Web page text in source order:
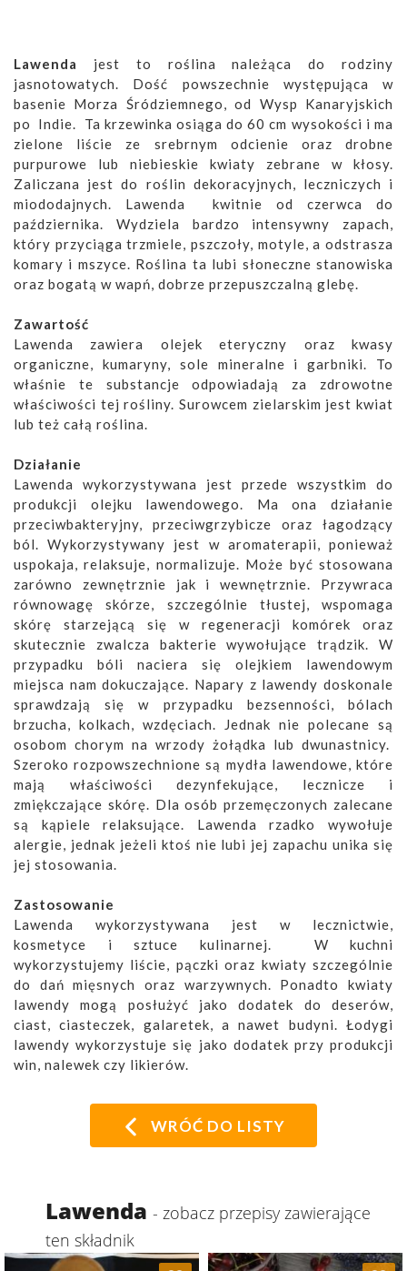
Lawenda
jest to roślina należąca do rodziny
jasnotowatych. Dość powszechnie występująca w
basenie Morza Śródziemnego, od Wysp Kanaryjskich
po Indie. Ta krzewinka osiąga do 60 cm wysokości i ma
zielone liście ze srebrnym odcienie oraz drobne
purpurowe lub niebieskie kwiaty zebrane w kłosy.
Zaliczana jest do roślin dekoracyjnych, leczniczych i
miododajnych. Lawenda kwitnie od czerwca do
października. Wydziela bardzo intensywny zapach,
który przyciąga trzmiele, pszczoły, motyle, a odstrasza
komary i mszyce. Roślina ta lubi słoneczne stanowiska
oraz bogatą w wapń, dobrze przepuszczalną glebę.
Zawartość
Lawenda zawiera olejek eteryczny oraz kwasy
organiczne, kumaryny, sole mineralne i garbniki. To
właśnie te substancje odpowiadają za zdrowotne
właściwości tej rośliny. Surowcem zielarskim jest kwiat
lub też całą roślina.
Działanie
Lawenda wykorzystywana jest przede wszystkim do
produkcji olejku lawendowego. Ma ona działanie
przeciwbakteryjny, przeciwgrzybicze oraz łagodzący
ból. Wykorzystywany jest w aromaterapii, ponieważ
uspokaja, relaksuje, normalizuje. Może być stosowana
zarówno zewnętrznie jak i wewnętrznie. Przywraca
równowagę skórze, szczególnie tłustej, wspomaga
skórę starzejącą się w regeneracji komórek oraz
skutecznie zwalcza bakterie wywołujące trądzik. W
przypadku bóli naciera się olejkiem lawendowym
miejsca nam dokuczające. Napary z lawendy doskonale
sprawdzają się w przypadku bezsenności, bólach
brzucha, kolkach, wzdęciach. Jednak nie polecane są
osobom chorym na wrzody żołądka lub dwunastnicy.
Szeroko rozpowszechnione są mydła lawendowe, które
mają właściwości dezynfekujące, lecznicze i
zmiękczające skórę. Dla osób przemęczonych zalecane
są kąpiele relaksujące. Lawenda rzadko wywołuje
alergie, jednak jeżeli ktoś nie lubi jej zapachu unika się
jej stosowania.
Zastosowanie
Lawenda wykorzystywana jest w lecznictwie,
kosmetyce i sztuce kulinarnej. W kuchni
wykorzystujemy liście, pączki oraz kwiaty szczególnie
do dań mięsnych oraz warzywnych. Ponadto kwiaty
lawendy mogą posłużyć jako dodatek do deserów,
ciast, ciasteczek, galaretek, a nawet budyni. Łodygi
lawendy wykorzystuje się jako dodatek przy produkcji
win, nalewek czy likierów.
WRÓĆ DO LISTY
Lawenda - zobacz przepisy zawierające
ten składnik
Dodaj do ulubionych Dodaj do ulubionych